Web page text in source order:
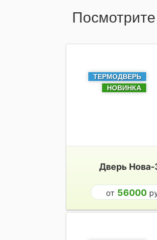
ТЕРМОДВЕРЬ
НОВИНКА
Дверь
от 56000